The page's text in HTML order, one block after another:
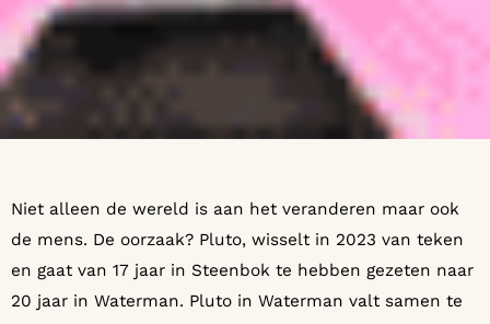
Niet alleen de wereld is aan het veranderen maar ook
de mens. De oorzaak? Pluto, wisselt in 2023 van teken
en gaat van 17 jaar in Steenbok te hebben gezeten naar
20 jaar in Waterman. Pluto in Waterman valt samen te